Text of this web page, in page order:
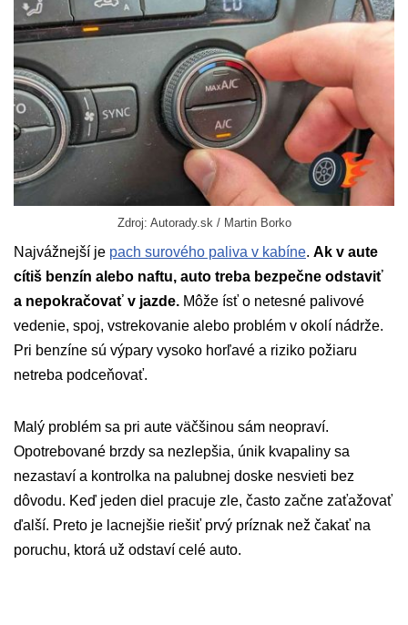
Zdroj: Autorady.sk / Martin Borko
Najvážnejší je pach surového paliva v kabíne. Ak v aute
cítiš benzín alebo naftu, auto treba bezpečne odstaviť
a nepokračovať v jazde. Môže ísť o netesné palivové
vedenie, spoj, vstrekovanie alebo problém v okolí nádrže.
Pri benzíne sú výpary vysoko horľavé a riziko požiaru
netreba podceňovať.
Malý problém sa pri aute väčšinou sám neopraví.
Opotrebované brzdy sa nezlepšia, únik kvapaliny sa
nezastaví a kontrolka na palubnej doske nesvieti bez
dôvodu. Keď jeden diel pracuje zle, často začne zaťažovať
ďalší. Preto je lacnejšie riešiť prvý príznak než čakať na
poruchu, ktorá už odstaví celé auto.